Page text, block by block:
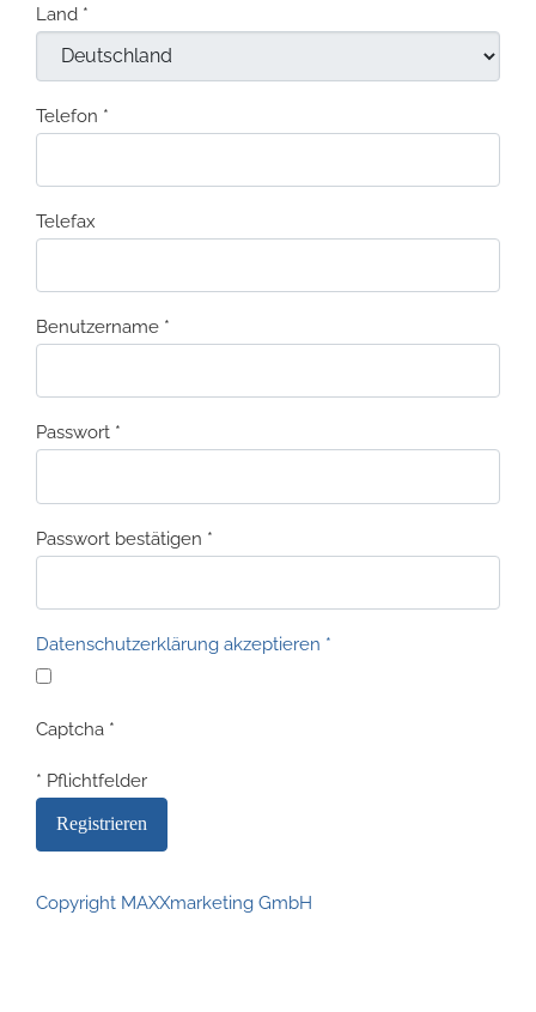
Land *
Telefon *
Telefax
Benutzername *
Passwort *
Passwort bestätigen *
Datenschutzerklärung akzeptieren *
Captcha *
* Pflichtfelder
Copyright MAXXmarketing GmbH